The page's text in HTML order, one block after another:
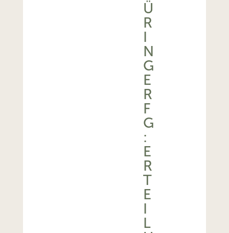
Ü
R
I
N
G
E
R
F
G
:
E
R
T
E
I
L